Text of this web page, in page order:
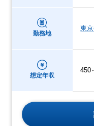
勤務地
東
想定年収
450